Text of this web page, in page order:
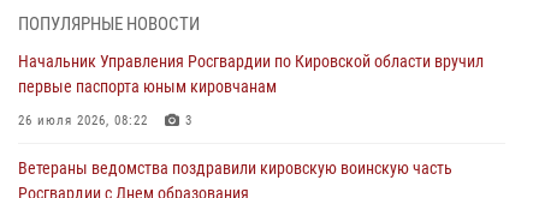
04 августа 2026, 09:30
В Кирове росгвардейцы задержали подозреваемого в грабеже
03 августа 2026, 09:01
митинге в честь Дня воздушно-десантных войск
ПОПУЛЯРНЫЕ НОВОСТИ
Начальник Управления Росгвардии по Кировской области вручил
первые паспорта юным кировчанам
26 июля 2026, 08:22 3
Ветераны ведомства поздравили кировскую воинскую часть
Росгвардии с Днем образования